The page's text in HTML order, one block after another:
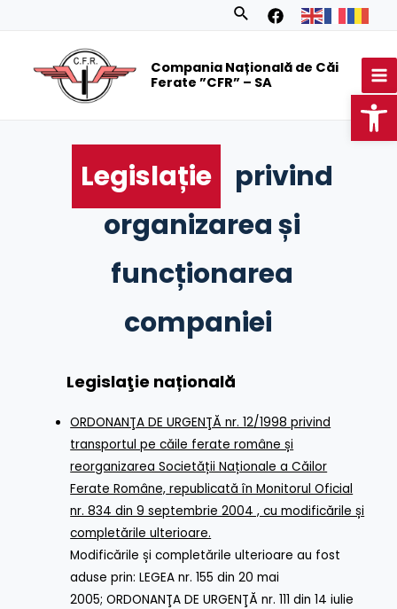
Search
Compania Națională de Căi
Ferate ”CFR” – SA
Legislație
privind
organizarea și
funcționarea
companiei
Legislaţie națională
ORDONANŢA DE URGENŢĂ nr. 12/1998 privind
transportul pe căile ferate române și
reorganizarea Societății Naționale a Căilor
Ferate Române, republicată în Monitorul Oficial
nr. 834 din 9 septembrie 2004 , cu modificările și
completările ulterioare.
Modificările și completările ulterioare au fost
aduse prin:LEGEA nr. 155 din 20 mai
2005;ORDONANŢA DE URGENŢĂ nr. 111 din 14 iulie